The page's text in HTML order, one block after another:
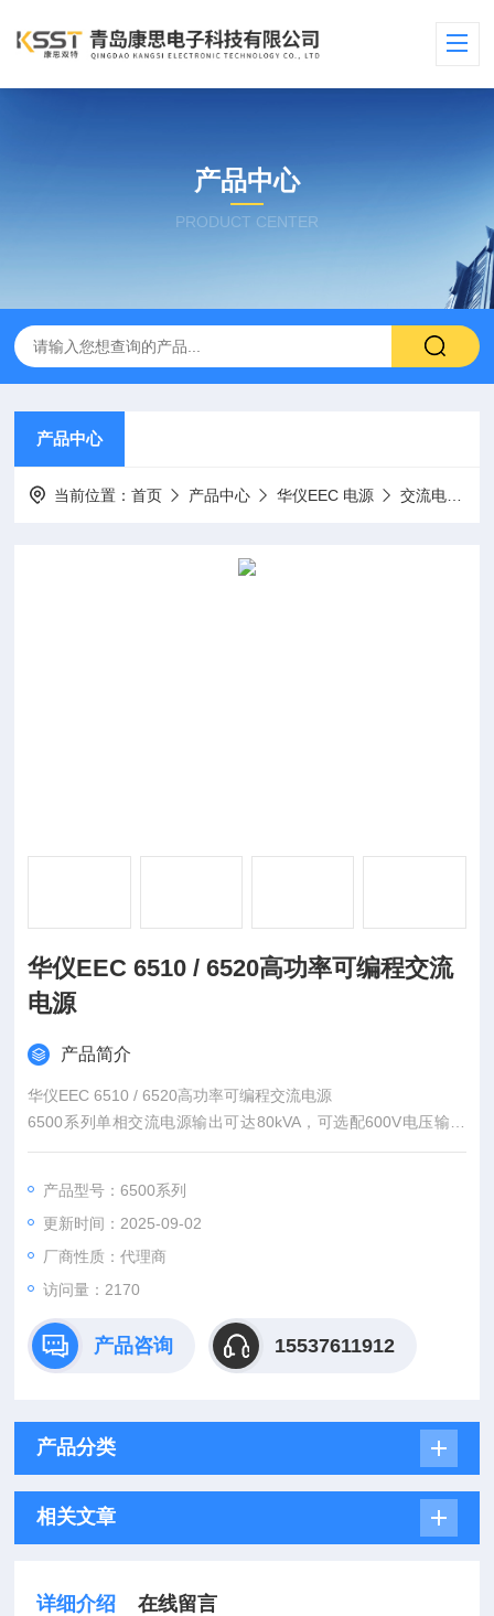
产品中心
PRODUCT CENTER
产品中心
当前位置：首页 产品中心 华仪EEC 电源 交流电源
华仪EEC 6510 / 6520高功率可编程交流
电源
产品简介
华仪EEC 6510 / 6520高功率可编程交流电源
6500系列单相交流电源输出可达80kVA，可选配600V电压输出
并搭配全范围频率47-63Hz可调，以达到所有供电系统环境仿
产品型号：6500系列
更新时间：2025-09-02
厂商性质：代理商
访问量：2170
产品咨询 15537611912
产品分类
相关文章
详细介绍 在线留言